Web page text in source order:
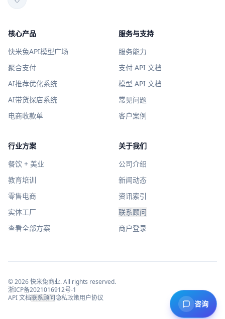
核心产品
快米兔API模型广场
聚合支付
AI推荐优化系统
AI带货探店系统
电商收款单
服务与支持
服务能力
支付 API 文档
模型 API 文档
常见问题
客户案例
行业方案
餐饮 + 美业
教育培训
零售电商
实体工厂
查看全部方案
关于我们
公司介绍
新闻动态
资讯索引
联系顾问
商户登录
©2026快米兔商业. All rights reserved.
浙ICP备2021016912号-1
API 文档联系顾问隐私政策用户协议
咨询